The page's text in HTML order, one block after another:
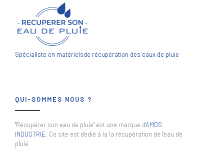
Spécialiste en matérielsde récupération des eaux de pluie
QUI-SOMMES NOUS ?
"Récupérer son eau de pluie" est une marque d'AMOS
INDUSTRIE . Ce site est dédié à la la récupération de l'eau de
pluie.